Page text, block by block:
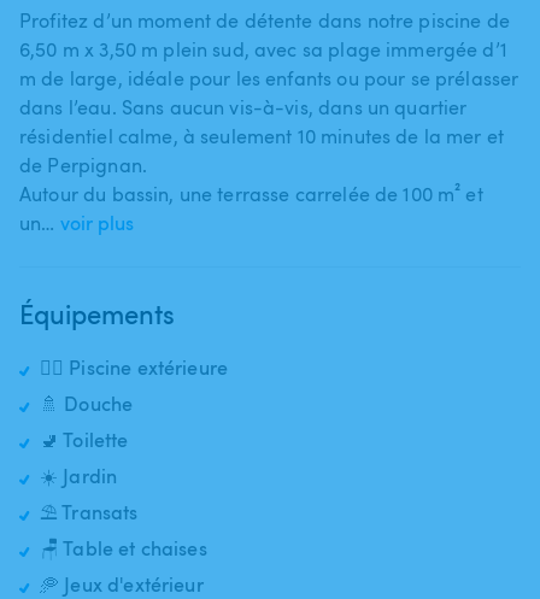
Profitez d’un moment de détente dans notre piscine de
6​,​50 m x 3​,​50 m plein sud​,​ avec sa plage immergée d’1
m de large​,​ idéale pour les enfants ou pour se prélasser
dans l’eau. Sans aucun vis-à-vis​,​ dans un quartier
résidentiel calme​,​ à seulement 10 minutes de la mer et
de Perpignan.
Autour du bassin​,​ une terrasse carrelée de 100 m² et
un… voir plus
Équipements
🏊‍♂️ Piscine extérieure
🚿 Douche
🚽 Toilette
☀️ Jardin
⛱️ Transats
🪑 Table et chaises
🥏 Jeux d'extérieur